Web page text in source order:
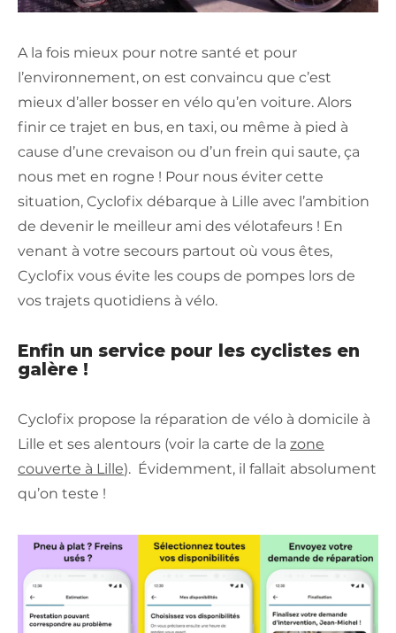
A la fois mieux pour notre santé et pour
l’environnement, on est convaincu que c’est
mieux d’aller bosser en vélo qu’en voiture. Alors
finir ce trajet en bus, en taxi, ou même à pied à
cause d’une crevaison ou d’un frein qui saute, ça
nous met en rogne ! Pour nous éviter cette
situation, Cyclofix débarque à Lille avec l’ambition
de devenir le meilleur ami des vélotafeurs ! En
venant à votre secours partout où vous êtes,
Cyclofix vous évite les coups de pompes lors de
vos trajets quotidiens à vélo.
Enfin un service pour les cyclistes en
galère !
Cyclofix propose la réparation de vélo à domicile à
Lille et ses alentours (voir la carte de la zone
couverte à Lille). Évidemment, il fallait absolument
qu’on teste !